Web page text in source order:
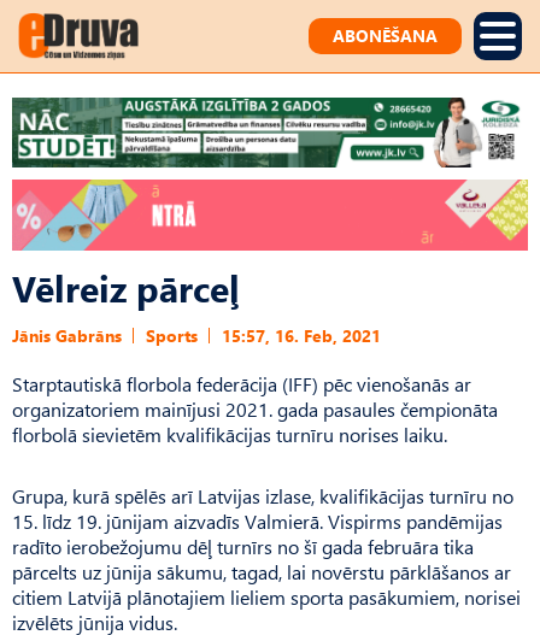
ABONĒŠANA
Vēlreiz pārceļ
Jānis Gabrāns Sports 15:57, 16. Feb, 2021
Starptautiskā florbola federācija (IFF) pēc vienošanās ar
organizatoriem mainījusi 2021. gada pasaules čempionāta
florbolā sievietēm kvalifikācijas turnīru norises laiku.
Grupa, kurā spēlēs arī Latvijas izlase, kvalifikācijas turnīru no
15. līdz 19. jūnijam aizvadīs Valmierā. Vispirms pandēmijas
radīto ierobežojumu dēļ turnīrs no šī gada februāra tika
pārcelts uz jūnija sākumu, tagad, lai novērstu pārklāšanos ar
citiem Latvijā plānotajiem lieliem sporta pasākumiem, norisei
izvēlēts jūnija vidus.